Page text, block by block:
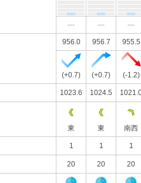
--- --- ---
956.0 956.7 955.5
(+0.7) (+0.7) (-1.2)
1023.6 1024.5
東 東 南西
1 1 1
20 20 20